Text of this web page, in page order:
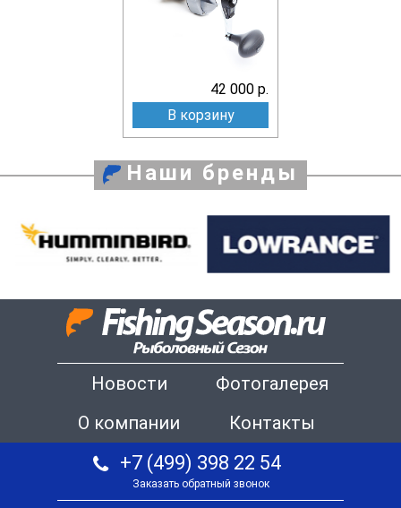
42 000 р.
В корзину
Наши бренды
Новости
Фотогалерея
О компании
Контакты
+7 (499) 398 22 54
Заказать обратный звонок